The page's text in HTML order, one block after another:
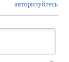
авторизуйтесь